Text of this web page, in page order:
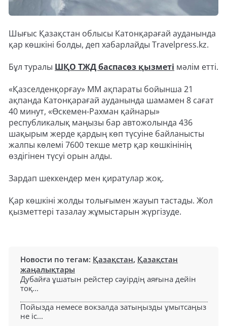
Шығыс Қазақстан облысы Катонқарағай ауданында
қар көшкіні болды, деп хабарлайды Travelpress.kz.
Бұл туралы ШҚО ТЖД баспасөз қызметі мәлім етті.
«Қазселденқорғау» ММ ақпараты бойынша 21
ақпанда Катонқарағай ауданында шамамен 8 сағат
40 минут, «Өскемен-Рахман қайнары»
республикалық маңызы бар автожолында 436
шақырым жерде қардың көп түсуіне байланысты
жалпы көлемі 7600 текше метр қар көшкінінің
өздігінен түсуі орын алды.
Зардап шеккендер мен қиратулар жоқ.
Қар көшкіні жолды толығымен жауып тастады. Жол
қызметтері тазалау жұмыстарын жүргізуде.
Новости по тегам: Қазақстан, Қазақстан
жаңалықтары
Дубайға ұшатын рейстер сәуірдің аяғына дейін
тоқ...
Пойызда немесе вокзалда затыңызды ұмытсаңыз
не іс...